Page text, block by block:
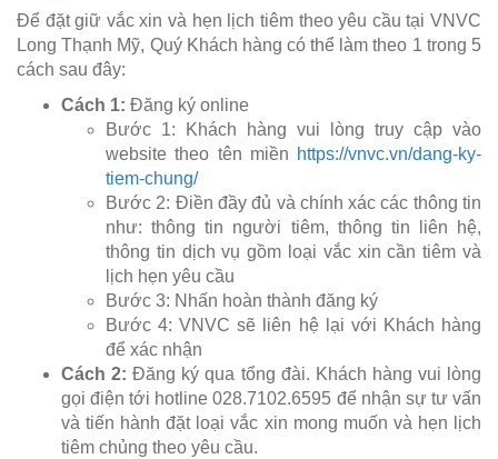
Để đặt giữ vắc xin và hẹn lịch tiêm theo yêu cầu tại VNVC
Long Thạnh Mỹ, Quý Khách hàng có thể làm theo 1 trong 5
cách sau đây:
Cách 1: Đăng ký online
Bước 1: Khách hàng vui lòng truy cập vào
website theo tên miền https://vnvc.vn/dang-ky-
tiem-chung/
Bước 2: Điền đầy đủ và chính xác các thông tin
như: thông tin người tiêm, thông tin liên hệ,
thông tin dịch vụ gồm loại vắc xin cần tiêm và
lịch hẹn yêu cầu
Bước 3: Nhấn hoàn thành đăng ký
Bước 4: VNVC sẽ liên hệ lại với Khách hàng
để xác nhận
Cách 2: Đăng ký qua tổng đài. Khách hàng vui lòng
gọi điện tới hotline 028.7102.6595 để nhận sự tư vấn
và tiến hành đặt loại vắc xin mong muốn và hẹn lịch
tiêm chủng theo yêu cầu.